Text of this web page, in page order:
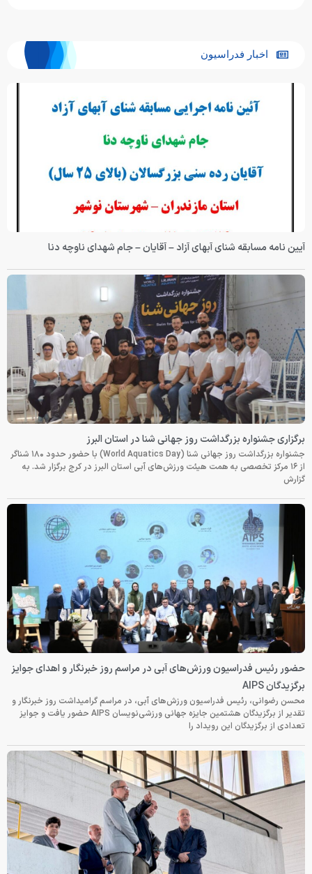
اخبار فدراسیون
آیین نامه مسابقه شنای آبهای آزاد – آقایان – جام شهدای ناوچه دنا
برگزاری جشنواره بزرگداشت روز جهانی شنا در استان البرز
جشنواره بزرگداشت روز جهانی شنا (World Aquatics Day) با حضور حدود ۱۸۰ شناگر
از ۱۶ مرکز تخصصی به همت هیئت ورزش‌های آبی استان البرز در کرج برگزار شد. به
گزارش
حضور رئیس فدراسیون ورزش‌های آبی در مراسم روز خبرنگار و اهدای جوایز
برگزیدگان AIPS
محسن رضوانی، رئیس فدراسیون ورزش‌های آبی، در مراسم گرامیداشت روز خبرنگار و
تقدیر از برگزیدگان هشتمین جایزه جهانی ورزشی‌نویسان AIPS حضور یافت و جوایز
تعدادی از برگزیدگان این رویداد را